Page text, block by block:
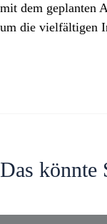
mit dem geplanten
um die vielfältigen
Das könnte